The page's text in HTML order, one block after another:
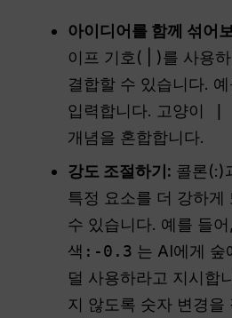
아이디어를 함께 섞어
이프 기호( | )를 사용
결합할 수 있습니다.
입력합니다. 고양이 |
개념을 혼합합니다.
강도 조절하기: 콜론(:)
특정 요소를 더 강하게
수 있습니다. 예를 들어,
색:-0.3 는 AI에게 숲
덜 사용하라고 지시합
지 않도록 숫자 변경을